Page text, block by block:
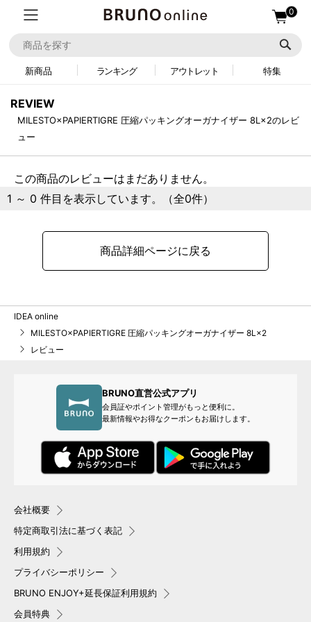
0
新商品 ランキング アウトレット 特集
REVIEW
MILESTO×PAPIERTIGRE 圧縮パッキングオーガナイザー 8L×2のレビ
ュー
この商品のレビューはまだありません。
1 ～ 0 件目を表示しています。（全0件）
商品詳細ページに戻る
IDEA online
MILESTO×PAPIERTIGRE 圧縮パッキングオーガナイザー 8L×2
レビュー
BRUNO直営公式アプリ
会員証やポイント管理がもっと便利に。
最新情報やお得なクーポンもお届けします。
会社概要
特定商取引法に基づく表記
利用規約
プライバシーポリシー
BRUNO ENJOY+延長保証利用規約
会員特典